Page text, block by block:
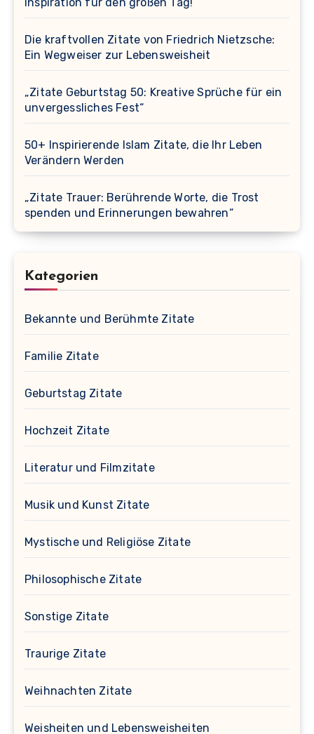
Die kraftvollen Zitate von Friedrich Nietzsche:
Ein Wegweiser zur Lebensweisheit
„Zitate Geburtstag 50: Kreative Sprüche für ein
unvergessliches Fest“
50+ Inspirierende Islam Zitate, die Ihr Leben
Verändern Werden
„Zitate Trauer: Berührende Worte, die Trost
spenden und Erinnerungen bewahren“
Kategorien
Bekannte und Berühmte Zitate
Familie Zitate
Geburtstag Zitate
Hochzeit Zitate
Literatur und Filmzitate
Musik und Kunst Zitate
Mystische und Religiöse Zitate
Philosophische Zitate
Sonstige Zitate
Traurige Zitate
Weihnachten Zitate
Weisheiten und Lebensweisheiten